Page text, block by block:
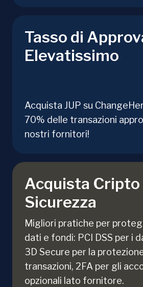
Tasso di
Elevatissimo
Acquista JUP su
70% delle transazioni
nostri fornitori!
Acquista Cripto
Sicurezza
Migliori pratiche per
dati e fondi: PCI DSS per i
3D Secure per la
transazioni, 2FA per gli
opzionali lato fornitore.